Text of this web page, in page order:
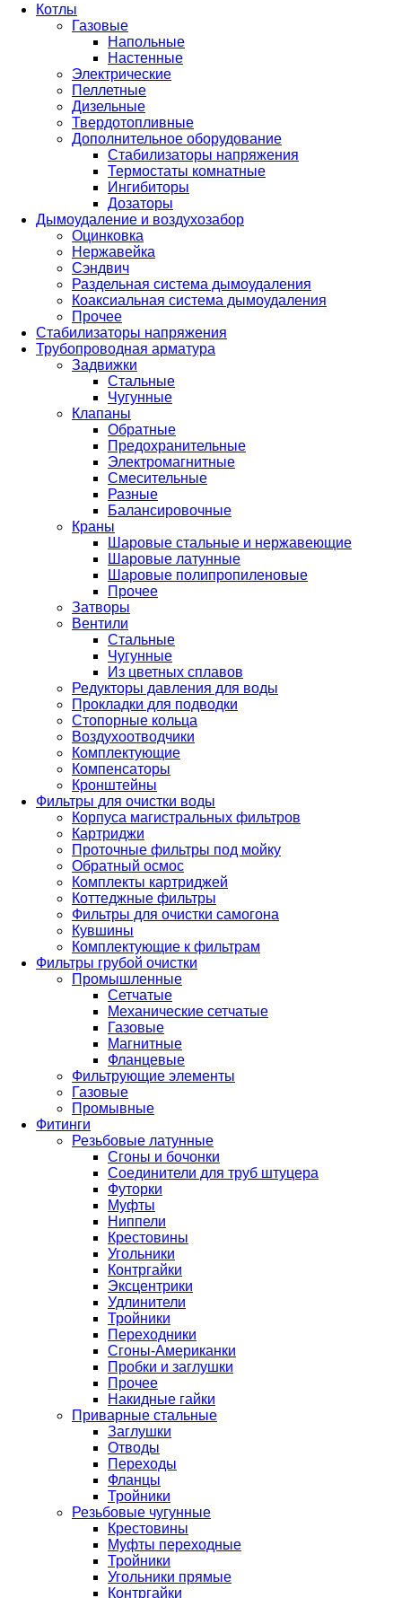
Котлы
Газовые
Напольные
Настенные
Электрические
Пеллетные
Дизельные
Твердотопливные
Дополнительное оборудование
Стабилизаторы напряжения
Термостаты комнатные
Ингибиторы
Дозаторы
Дымоудаление и воздухозабор
Оцинковка
Нержавейка
Сэндвич
Раздельная система дымоудаления
Коаксиальная система дымоудаления
Прочее
Стабилизаторы напряжения
Трубопроводная арматура
Задвижки
Стальные
Чугунные
Клапаны
Обратные
Предохранительные
Электромагнитные
Смесительные
Разные
Балансировочные
Краны
Шаровые стальные и нержавеющие
Шаровые латунные
Шаровые полипропиленовые
Прочее
Затворы
Вентили
Стальные
Чугунные
Из цветных сплавов
Редукторы давления для воды
Прокладки для подводки
Стопорные кольца
Воздухоотводчики
Комплектующие
Компенсаторы
Кронштейны
Фильтры для очистки воды
Корпуса магистральных фильтров
Картриджи
Проточные фильтры под мойку
Обратный осмос
Комплекты картриджей
Коттеджные фильтры
Фильтры для очистки самогона
Кувшины
Комплектующие к фильтрам
Фильтры грубой очистки
Промышленные
Сетчатые
Механические сетчатые
Газовые
Магнитные
Фланцевые
Фильтрующие элементы
Газовые
Промывные
Фитинги
Резьбовые латунные
Сгоны и бочонки
Соединители для труб штуцера
Футорки
Муфты
Ниппели
Крестовины
Угольники
Контргайки
Эксцентрики
Удлинители
Тройники
Переходники
Сгоны-Американки
Пробки и заглушки
Прочее
Накидные гайки
Приварные стальные
Заглушки
Отводы
Переходы
Фланцы
Тройники
Резьбовые чугунные
Крестовины
Муфты переходные
Тройники
Угольники прямые
Контргайки